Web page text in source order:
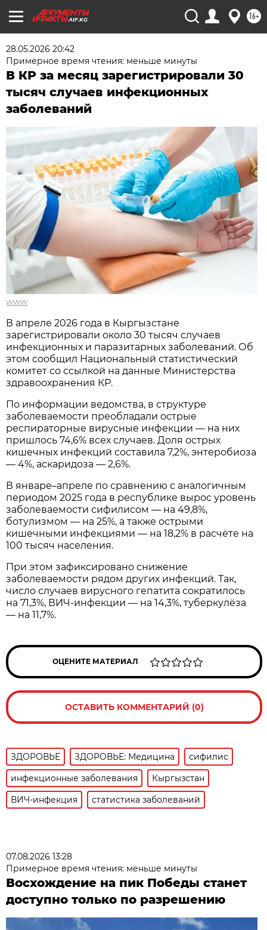
AIF.KG 16+
28.05.2026 20:42
Примерное время чтения: меньше минуты
В КР за месяц зарегистрировали 30
тысяч случаев инфекционных
заболеваний
www
В апреле 2026 года в Кыргызстане
зарегистрировали около 30 тысяч случаев
инфекционных и паразитарных заболеваний. Об
этом сообщил Национальный статистический
комитет со ссылкой на данные Министерства
здравоохранения КР.
По информации ведомства, в структуре
заболеваемости преобладали острые
респираторные вирусные инфекции — на них
пришлось 74,6% всех случаев. Доля острых
кишечных инфекций составила 7,2%, энтеробиоза
— 4%, аскаридоза — 2,6%.
В январе–апреле по сравнению с аналогичным
периодом 2025 года в республике вырос уровень
заболеваемости сифилисом — на 49,8%,
ботулизмом — на 25%, а также острыми
кишечными инфекциями — на 18,2% в расчёте на
100 тысяч населения.
При этом зафиксировано снижение
заболеваемости рядом других инфекций. Так,
число случаев вирусного гепатита сократилось
на 71,3%, ВИЧ-инфекции — на 14,3%, туберкулёза
— на 11,7%.
ОЦЕНИТЕ МАТЕРИАЛ
ОСТАВИТЬ КОММЕНТАРИЙ (0)
ЗДОРОВЬЕ ЗДОРОВЬЕ: Медицина
сифилис
инфекционные заболевания
Кыргызстан
ВИЧ-инфекция
статистика заболеваний
07.08.2026 13:28
Примерное время чтения: меньше минуты
Восхождение на пик Победы станет
доступно только по разрешению